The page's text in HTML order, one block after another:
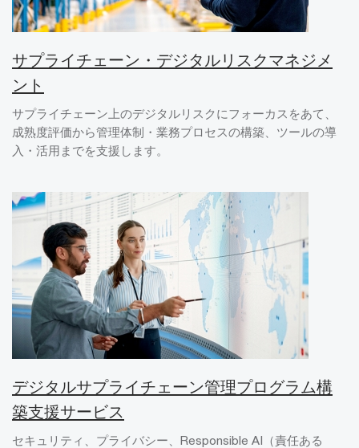
サプライチェーン・デジタルリスクマネジメ
ント
サプライチェーン上のデジタルリスクにフォーカスをあて、
成熟度評価から管理体制・業務プロセスの構築、ツールの導
入・活用までを支援します。
デジタルサプライチェーン管理プログラム構
築支援サービス
セキュリティ、プライバシー、Responsible AI（責任ある